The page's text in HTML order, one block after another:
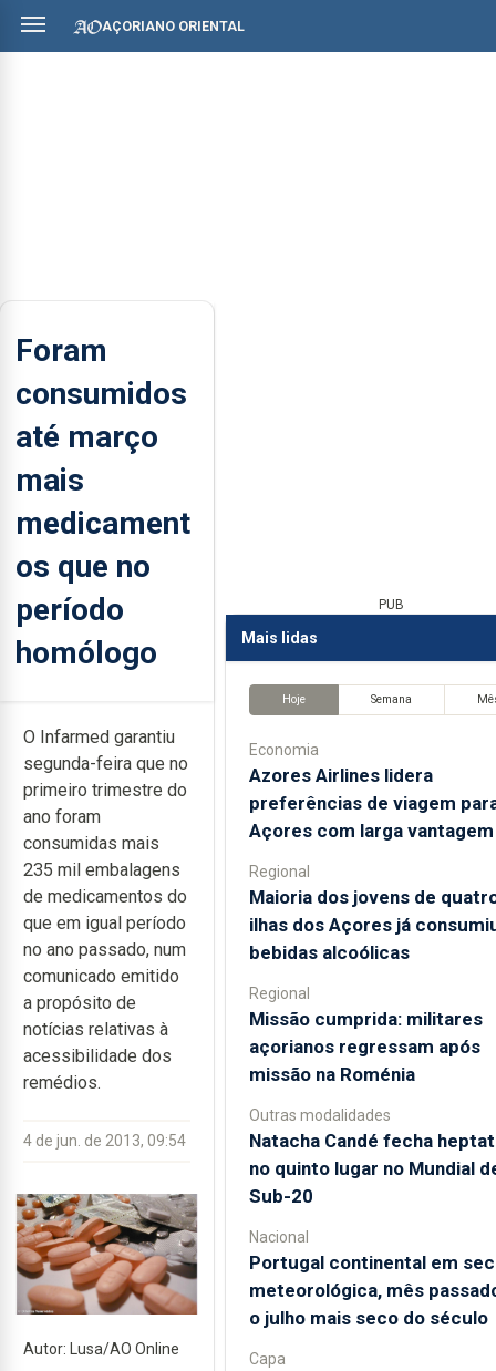
AÇORIANO ORIENTAL
Foram
consumidos
até março
mais
medicament
os que no
período
homólogo
O Infarmed garantiu
segunda-feira que no
primeiro trimestre do
ano foram
consumidas mais
235 mil embalagens
de medicamentos do
que em igual período
no ano passado, num
comunicado emitido
a propósito de
notícias relativas à
acessibilidade dos
remédios.
4 de jun. de 2013, 09:54
Autor: Lusa/AO Online
PUB
Mais lidas
Hoje Semana
Economia
Azores Airlines lidera
preferências de viagem
Açores com larga vantagem
Regional
Maioria dos jovens de
ilhas dos Açores já
bebidas alcoólicas
Regional
Missão cumprida: militares
açorianos regressam após
missão na Roménia
Outras modalidades
Natacha Candé fecha
no quinto lugar no Mundial
Sub-20
Nacional
Portugal continental em
meteorológica, mês
o julho mais seco do século
Capa